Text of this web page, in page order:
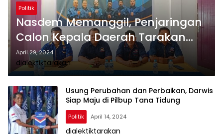
Politik
Nasdem Memanggil, Penjaringan
Calon Kepala Daerah Tarakan
Mulai Dibuka
April 29, 2024
dialektiktarakan
Usung Perubahan dan Perbaikan, Darwis
Siap Maju di Pilbup Tana Tidung
Politik April 14, 2024
dialektiktarakan